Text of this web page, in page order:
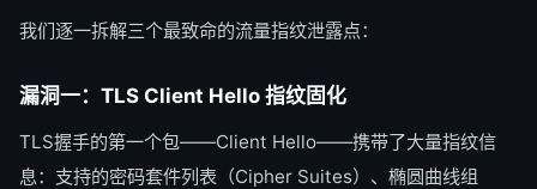
我们逐一拆解三个最致命的流量指纹泄露点：
漏洞一：TLS Client Hello 指纹固化
TLS握手的第一个包——Client Hello——携带了大量指纹信
息：支持的密码套件列表（Cipher Suites）、椭圆曲线组